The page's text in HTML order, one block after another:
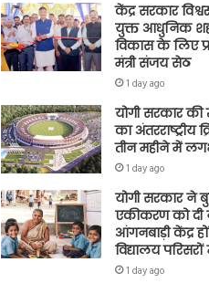
केंद्र सरकार
युक्त आधुनिक
विकास के लिए
मंत्री संजय सेठ
1 day ago
योगी सरकार की
का अंतरराष्ट्रीय
तीन महीने में
1 day ago
योगी सरकार ने
एकीकरण को दी
आंगनबाड़ी केंद्र
विद्यालय
1 day ago